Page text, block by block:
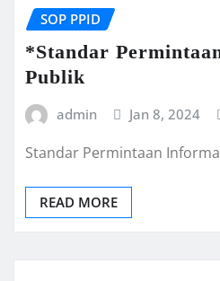
SOP PPID
*Standar
Publik
admin Jan 8, 2024
Standar Permintaan
READ MORE